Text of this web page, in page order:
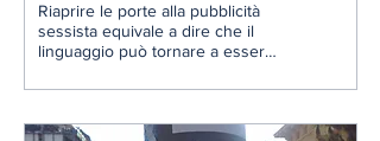
Riaprire le porte alla pubblicità
sessista equivale a dire che il
linguaggio può tornare a essere
riconoscimento.